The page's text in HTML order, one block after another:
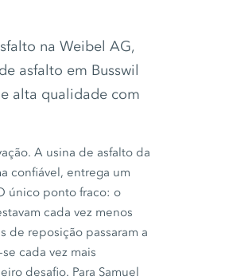
na Weibel AG,
asfalto em Busswil
alta qualidade com
A usina de asfalto da
confiável, entrega um
único ponto fraco: o
cada vez menos
de reposição passaram a
cada vez mais
desafio. Para Samuel